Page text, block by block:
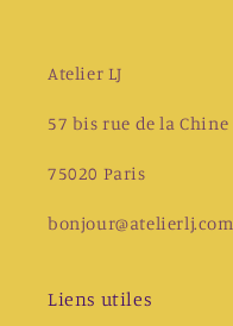
Atelier LJ
57 bis rue de la Chine
75020 Paris
bonjour@atelierlj.com
Liens utiles